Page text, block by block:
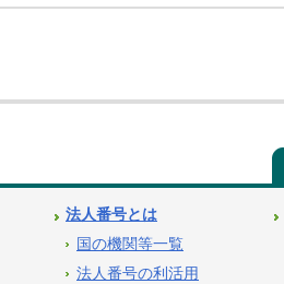
法人番号とは
国の機関等一覧
法人番号の利活用